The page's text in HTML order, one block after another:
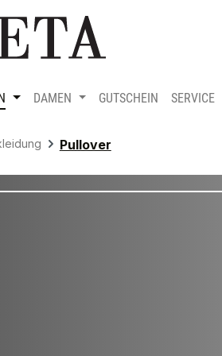
springen
DAMEN GUTSCHEIN SERVICE
Pullover